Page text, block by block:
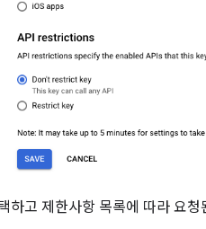
하고 제한사항 목록에 따라 요